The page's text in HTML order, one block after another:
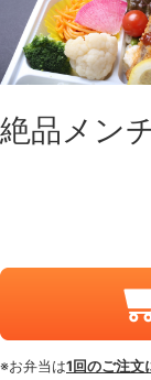
絶品メン
※お弁当は1回のご注文